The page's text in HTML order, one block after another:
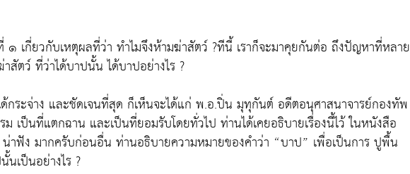
๑ เกี่ยวกับเหตุผลที่ว่า ทำไมจึงห้ามฆ่าสัตว์ ?ทีนี้ เราก็จะมาคุยกันต่อ ถึงปัญหาที่หลาย
ตว์ ที่ว่าได้บาปนั้น ได้บาปอย่างไร ?
กระจ่าง และชัดเจนที่สุด ก็เห็นจะได้แก่ พ.อ.ปิ่น มุทุกันต์ อดีตอนุศาสนาจารย์กองทัพ
ม เป็นที่แตกฉาน และเป็นที่ยอมรับโดยทั่วไป ท่านได้เคยอธิบายเรื่องนี้ไว้ ในหนังสือ
าฟัง มากครับก่อนอื่น ท่านอธิบายความหมายของคำว่า “บาป” เพื่อเป็นการ ปูพื้น
นเป็นอย่างไร ?